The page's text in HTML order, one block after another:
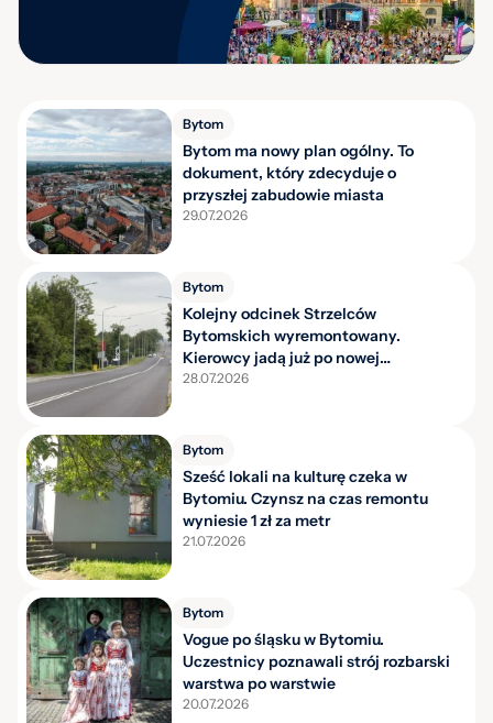
Bytom
Bytom ma nowy plan ogólny. To
dokument, który zdecyduje o
przyszłej zabudowie miasta
29.07.2026
Bytom
Kolejny odcinek Strzelców
Bytomskich wyremontowany.
Kierowcy jadą już po nowej
nawierzchni
28.07.2026
Bytom
Sześć lokali na kulturę czeka w
Bytomiu. Czynsz na czas remontu
wyniesie 1 zł za metr
21.07.2026
Bytom
Vogue po śląsku w Bytomiu.
Uczestnicy poznawali strój rozbarski
warstwa po warstwie
20.07.2026